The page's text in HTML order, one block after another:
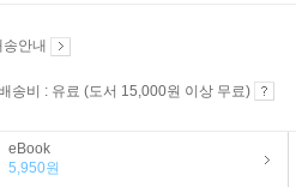
송안내
송비 : 유료 (도서 15,000원 이상 무료)
eBook
5,950원